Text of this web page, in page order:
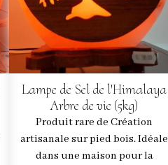
Lampe de Sel de l'Himalaya
Arbre de vie (5kg)
Produit rare de Création
artisanale sur pied bois. Idéale
dans une maison pour la